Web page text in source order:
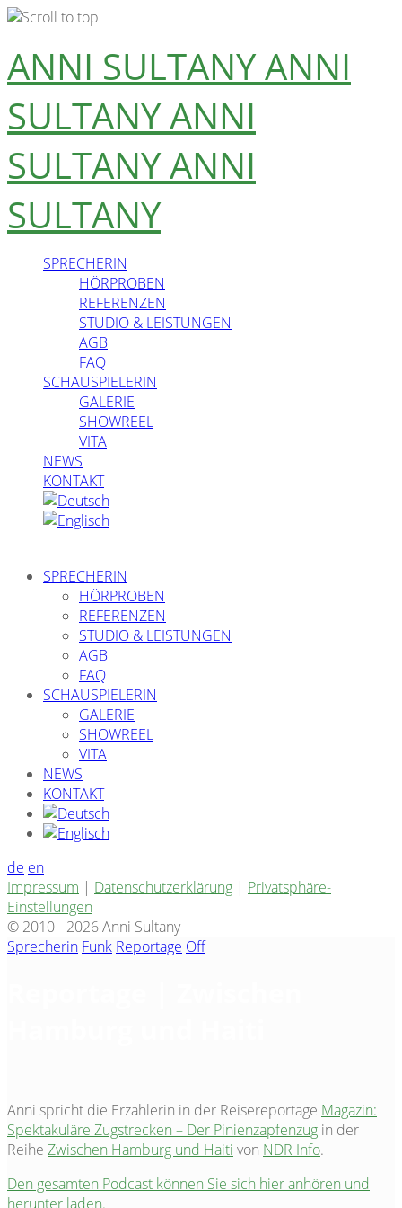
Skip
to
content
ANNI SULTANYANNI
SULTANYANNI
SULTANYANNI
SULTANY
SPRECHERIN
HÖRPROBEN
REFERENZEN
STUDIO & LEISTUNGEN
AGB
FAQ
SCHAUSPIELERIN
GALERIE
SHOWREEL
VITA
NEWS
KONTAKT
SPRECHERIN
HÖRPROBEN
REFERENZEN
STUDIO & LEISTUNGEN
AGB
FAQ
SCHAUSPIELERIN
GALERIE
SHOWREEL
VITA
NEWS
KONTAKT
de en
Impressum | Datenschutzerklärung | Privatsphäre-
Einstellungen
© 2010 - 2026 Anni Sultany
Sprecherin Funk Reportage Off
Anni spricht die Erzählerin in der Reisereportage Magazin:
Spektakuläre Zugstrecken – Der Pinienzapfenzug in der
Reihe Zwischen Hamburg und Haiti von NDR Info.
Den gesamten Podcast können Sie sich hier anhören und
herunter laden.